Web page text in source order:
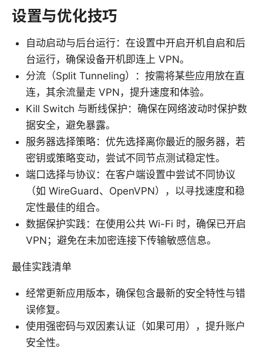
设置与优化技巧
自动启动与后台运行：在设置中开启开机自启和后
台运行，确保设备开机即连上 VPN。
分流（Split Tunneling）：按需将某些应用放在直
连，其余流量走 VPN，提升速度和体验。
Kill Switch 与断线保护：确保在网络波动时保护数
据安全，避免暴露。
服务器选择策略：优先选择离你最近的服务器，若
密钥或策略变动，尝试不同节点测试稳定性。
端口选择与协议：在客户端设置中尝试不同协议
（如 WireGuard、OpenVPN），以寻找速度和稳
定性最佳的组合。
数据保护实践：在使用公共 Wi-Fi 时，确保已开启
VPN；避免在未加密连接下传输敏感信息。
最佳实践清单
经常更新应用版本，确保包含最新的安全特性与错
误修复。
使用强密码与双因素认证（如果可用），提升账户
安全性。